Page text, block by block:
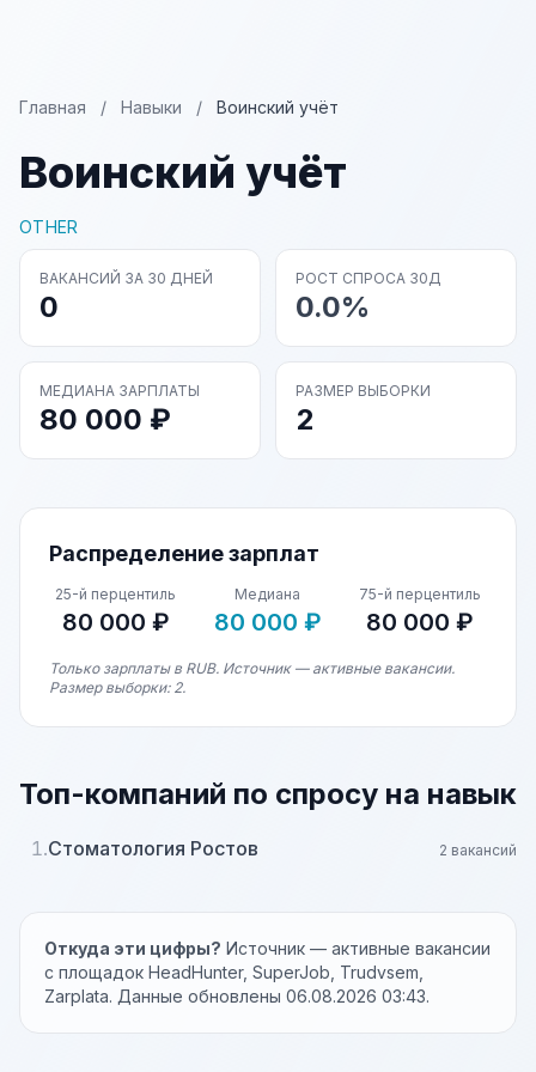
Главная / Навыки / Воинский учёт
Воинский учёт
OTHER
ВАКАНСИЙ ЗА 30 ДНЕЙ
0
РОСТ СПРОСА 30Д
0.0%
МЕДИАНА ЗАРПЛАТЫ
80 000 ₽
РАЗМЕР ВЫБОРКИ
2
Распределение зарплат
25-й перцентиль
80 000 ₽
Медиана
80 000 ₽
75-й перцентиль
80 000 ₽
Только зарплаты в RUB. Источник — активные вакансии.
Размер выборки: 2.
Топ-компаний по спросу на навык
1.Стоматология Ростов 2 вакансий
Откуда эти цифры? Источник — активные вакансии
с площадок HeadHunter, SuperJob, Trudvsem,
Zarplata. Данные обновлены 06.08.2026 03:43.